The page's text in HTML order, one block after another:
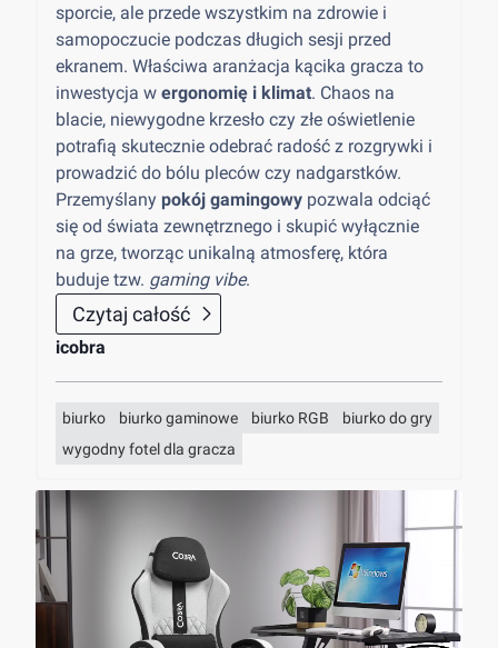
sporcie, ale przede wszystkim na zdrowie i
samopoczucie podczas długich sesji przed
ekranem. Właściwa aranżacja kącika gracza to
inwestycja w ergonomię i klimat. Chaos na
blacie, niewygodne krzesło czy złe oświetlenie
potrafią skutecznie odebrać radość z rozgrywki i
prowadzić do bólu pleców czy nadgarstków.
Przemyślany pokój gamingowy pozwala odciąć
się od świata zewnętrznego i skupić wyłącznie
na grze, tworząc unikalną atmosferę, która
buduje tzw. gaming vibe.
Czytaj całość
icobra
biurko biurko gaminowe biurko RGB
biurko do gry
wygodny fotel dla gracza